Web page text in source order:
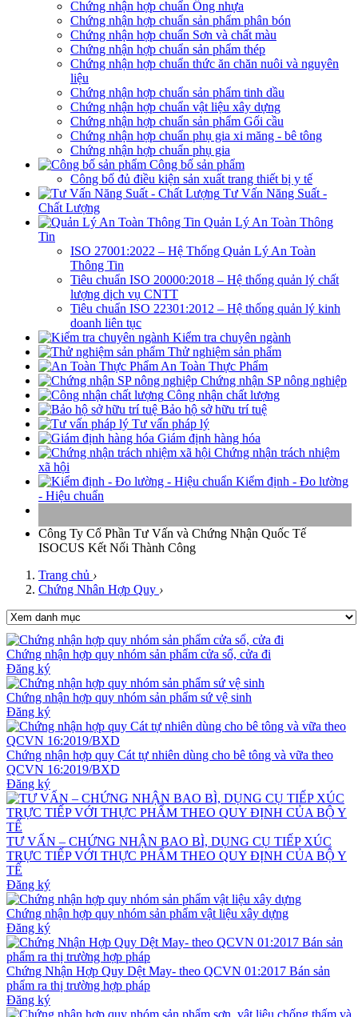
Chứng nhận hợp chuẩn Ống nhựa
Chứng nhận hợp chuẩn sản phẩm phân bón
Chứng nhận hợp chuẩn Sơn và chất màu
Chứng nhận hợp chuẩn sản phẩm thép
Chứng nhận hợp chuẩn thức ăn chăn nuôi và nguyên
liệu
Chứng nhận hợp chuẩn sản phẩm tinh dầu
Chứng nhận hợp chuẩn vật liệu xây dựng
Chứng nhận hợp chuẩn sản phẩm Gối cầu
Chứng nhận hợp chuẩn phụ gia xi măng - bê tông
Chứng nhận hợp chuẩn phụ gia
Công bố sản phẩm
Công bố đủ điều kiện sản xuất trang thiết bị y tế
Tư Vấn Năng Suất -
Chất Lượng
Quản Lý An Toàn Thông
Tin
ISO 27001:2022 – Hệ Thống Quản Lý An Toàn
Thông Tin
Tiêu chuẩn ISO 20000:2018 – Hệ thống quản lý chất
lượng dịch vụ CNTT
Tiêu chuẩn ISO 22301:2012 – Hệ thống quản lý kinh
doanh liên tục
Kiểm tra chuyên ngành
Thử nghiệm sản phẩm
An Toàn Thực Phẩm
Chứng nhận SP nông nghiệp
Công nhận chất lượng
Bảo hộ sở hữu trí tuệ
Tư vấn pháp lý
Giám định hàng hóa
Chứng nhận trách nhiệm
xã hội
Kiểm định - Đo lường
- Hiệu chuẩn
Công Ty Cổ Phần Tư Vấn và Chứng Nhận Quốc Tế
ISOCUS Kết Nối Thành Công
Trang chủ ›
Chứng Nhân Hợp Quy ›
Chứng nhận hợp quy nhóm sản phẩm cửa sổ, cửa đi
Đăng ký
Chứng nhận hợp quy nhóm sản phẩm sứ vệ sinh
Đăng ký
Chứng nhận hợp quy Cát tự nhiên dùng cho bê tông và vữa theo
QCVN 16:2019/BXD
Đăng ký
TƯ VẤN – CHỨNG NHẬN BAO BÌ, DỤNG CỤ TIẾP XÚC
TRỰC TIẾP VỚI THỰC PHẨM THEO QUY ĐỊNH CỦA BỘ Y
TẾ
Đăng ký
Chứng nhận hợp quy nhóm sản phẩm vật liệu xây dựng
Đăng ký
Chứng Nhận Hợp Quy Dệt May- theo QCVN 01:2017 Bán sản
phẩm ra thị trường hợp pháp
Đăng ký